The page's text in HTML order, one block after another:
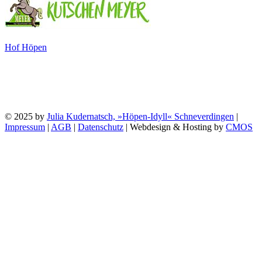
Hof Höpen
© 2025 by Julia Kudernatsch, »Höpen-Idyll« Schneverdingen |
Impressum | AGB | Datenschutz | Webdesign & Hosting by CMOS